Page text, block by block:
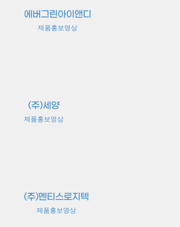
에버그린아이앤디
제품홍보영상
(주)세양
제품홍보영상
(주)멘티스로지텍
제품홍보영상